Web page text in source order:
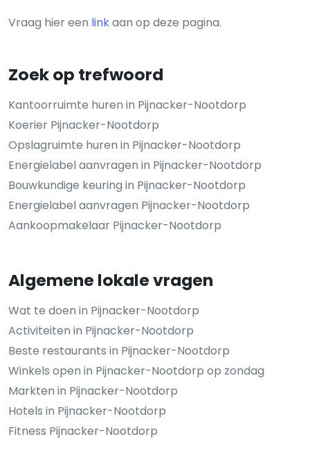
Vraag hier een linkaan op deze pagina.
Zoek op trefwoord
Kantoorruimte huren in Pijnacker-Nootdorp
Koerier Pijnacker-Nootdorp
Opslagruimte huren in Pijnacker-Nootdorp
Energielabel aanvragen in Pijnacker-Nootdorp
Bouwkundige keuring in Pijnacker-Nootdorp
Energielabel aanvragen Pijnacker-Nootdorp
Aankoopmakelaar Pijnacker-Nootdorp
Algemene lokale vragen
Wat te doen in Pijnacker-Nootdorp
Activiteiten in Pijnacker-Nootdorp
Beste restaurants in Pijnacker-Nootdorp
Winkels open in Pijnacker-Nootdorp op zondag
Markten in Pijnacker-Nootdorp
Hotels in Pijnacker-Nootdorp
Fitness Pijnacker-Nootdorp